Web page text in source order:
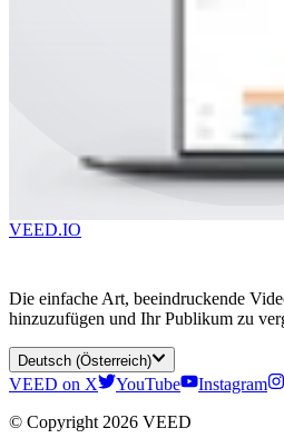
VEED.IO
Die einfache Art, beeindruckende
hinzuzufügen und Ihr Publikum zu
Deutsch (Österreich)
VEED on X YouTube Instagram
© Copyright 2026 VEED